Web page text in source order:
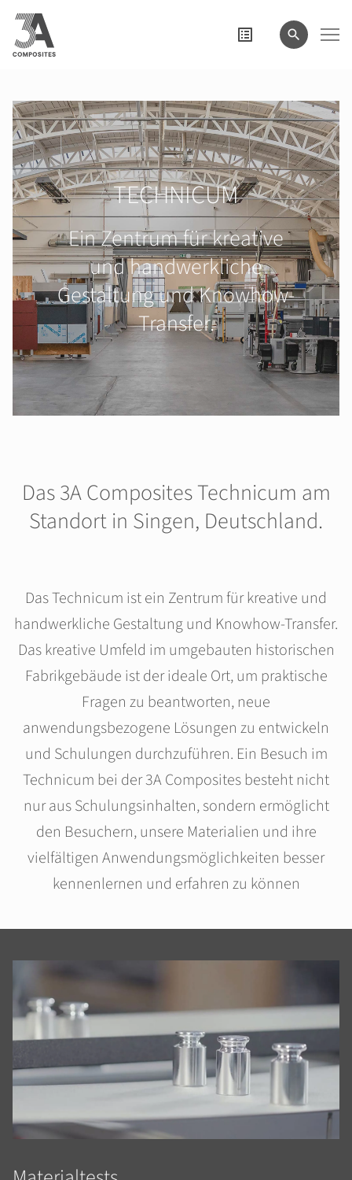
eingeben
TECHNICUM
Ein Zentrum für kreative
und hand­werkliche
Gestaltung und Knowhow-
Transfer.
Das 3A Composites Technicum am
Standort in Singen, Deutschland.
Das Technicum ist ein Zentrum für kreative und
handwerkliche Gestaltung und Knowhow-Transfer.
Das kreative Umfeld im umgebauten historischen
Fabrikgebäude ist der ideale Ort, um praktische
Fragen zu beantworten, neue
anwendungsbezogene Lösungen zu entwickeln
und Schulungen durchzuführen. Ein Besuch im
Technicum bei der 3A Composites besteht nicht
nur aus Schulungsinhalten, sondern ermöglicht
den Besuchern, unsere Materialien und ihre
vielfältigen Anwendungsmöglichkeiten besser
kennenlernen und erfahren zu können